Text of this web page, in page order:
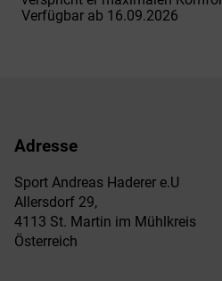
Verfügbar ab 16.09.2026
Adresse
Sport Andreas Haderer e.U
Allersdorf 29,
4113 St. Martin im Mühlkreis
Österreich